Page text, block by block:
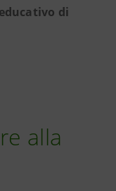
di
alla